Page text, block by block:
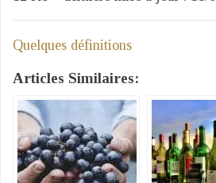
Quelques définitions
Articles Similaires: